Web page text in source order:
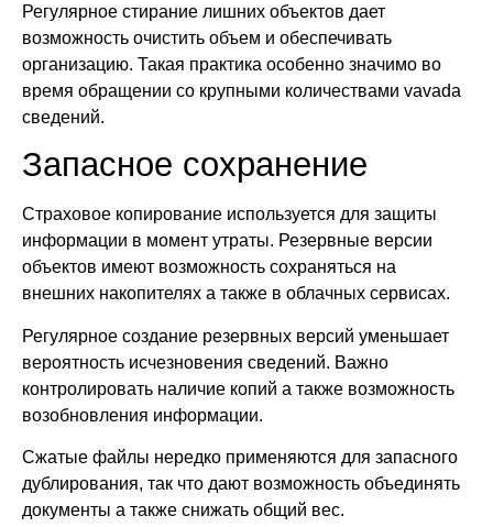
Регулярное стирание лишних объектов дает
возможность очистить объем и обеспечивать
организацию. Такая практика особенно значимо во
время обращении со крупными количествами vavada
сведений.
Запасное сохранение
Страховое копирование используется для защиты
информации в момент утраты. Резервные версии
объектов имеют возможность сохраняться на
внешних накопителях а также в облачных сервисах.
Регулярное создание резервных версий уменьшает
вероятность исчезновения сведений. Важно
контролировать наличие копий а также возможность
возобновления информации.
Сжатые файлы нередко применяются для запасного
дублирования, так что дают возможность объединять
документы а также снижать общий вес.